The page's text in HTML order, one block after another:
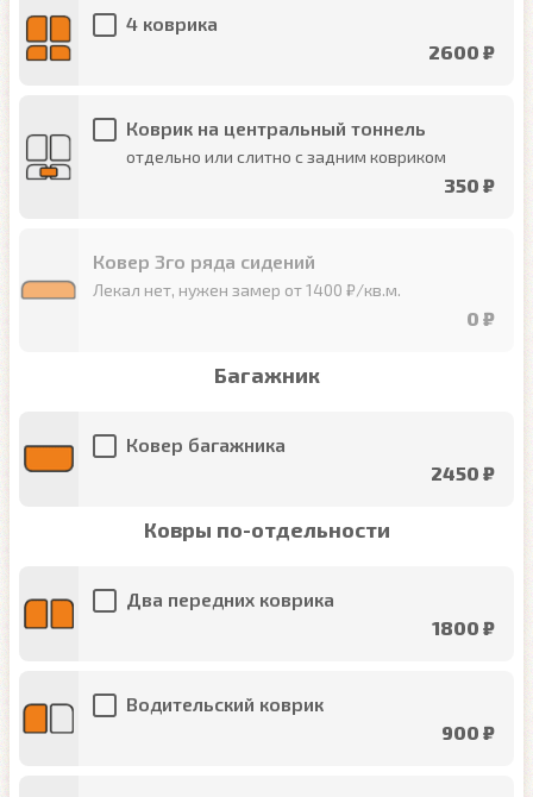
4 коврика
2600 ₽
Коврик на центральный тоннель
отдельно или слитно с задним ковриком
350 ₽
Ковер 3го ряда сидений
Лекал нет, нужен замер от 1400 ₽/кв.м.
0 ₽
Багажник
Ковер багажника
2450 ₽
Ковры по-отдельности
Два передних коврика
1800 ₽
Водительский коврик
900 ₽